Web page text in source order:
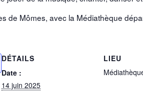
de Mômes, avec la Médiathèque
DÉTAILS
Date :
14 juin 2025
LIEU